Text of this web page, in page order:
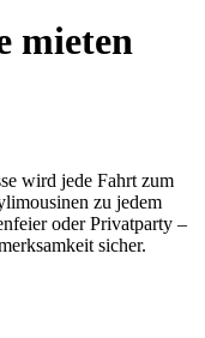
mieten
wird jede Fahrt zum
zu jedem
oder Privatparty –
sicher.